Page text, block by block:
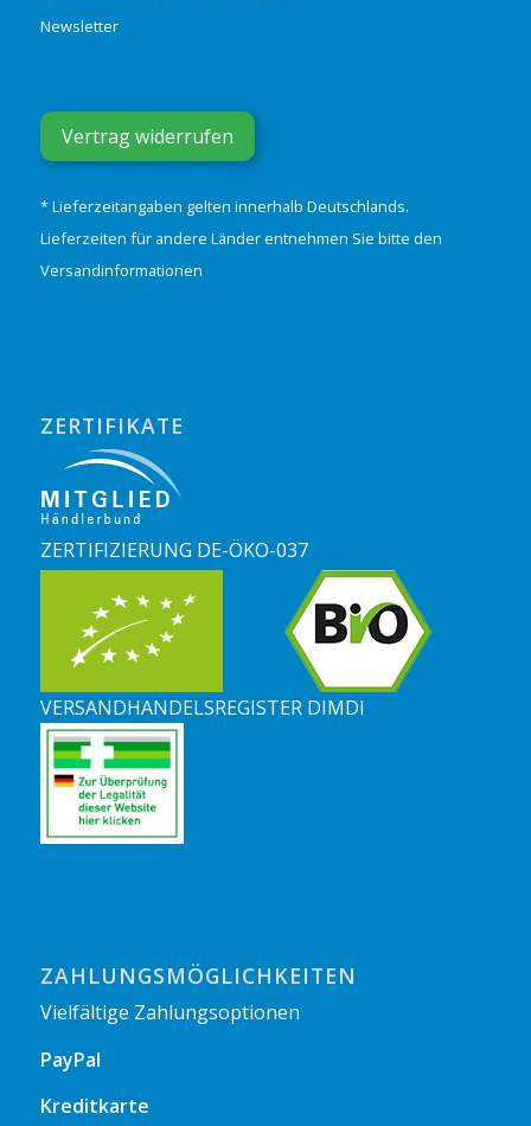
Newsletter
Vertrag widerrufen
* Lieferzeitangaben gelten innerhalb Deutschlands.
Lieferzeiten für andere Länder entnehmen Sie bitte den
Versandinformationen
ZERTIFIKATE
ZERTIFIZIERUNG DE-ÖKO-037
VERSANDHANDELSREGISTER DIMDI
ZAHLUNGSMÖGLICHKEITEN
Vielfältige Zahlungsoptionen
PayPal
Kreditkarte